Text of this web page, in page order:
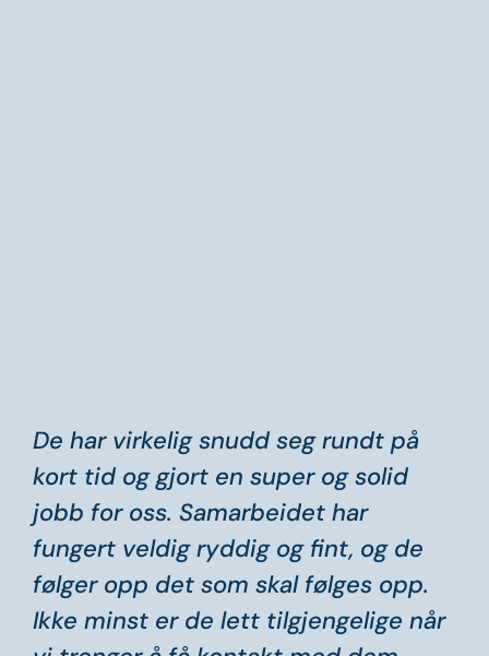
De har virkelig snudd seg rundt på
kort tid og gjort en super og solid
jobb for oss. Samarbeidet har
fungert veldig ryddig og fint, og de
følger opp det som skal følges opp.
Ikke minst er de lett tilgjengelige når